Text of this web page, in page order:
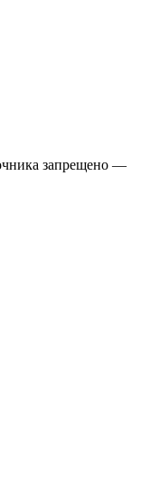
запрещено —